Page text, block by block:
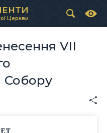
Церкви
VІІ
Собору